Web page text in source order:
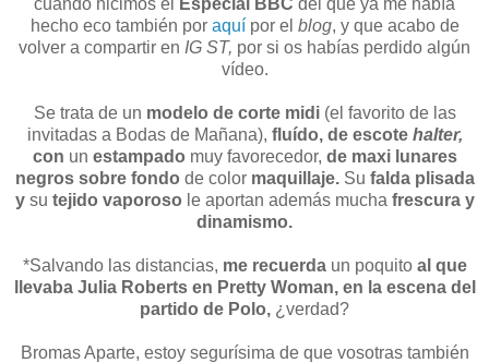
hecho eco también por aquípor el blog, y que acabo de
volver a compartir en IG ST, por si os habías perdido algún
vídeo.
Se trata de un modelo de corte midi(el favorito de las
invitadas a Bodas de Mañana), fluído, de escote halter,
con un estampado muy favorecedor, de maxi lunares
negros sobre fondo de color maquillaje.Su falda plisada
y su tejido vaporoso le aportan además mucha frescura y
dinamismo.
*Salvando las distancias, me recuerda un poquito al que
llevaba Julia Roberts en Pretty Woman, en la escena del
partido de Polo, ¿verdad?
Bromas Aparte, estoy segurísima de que vosotras también